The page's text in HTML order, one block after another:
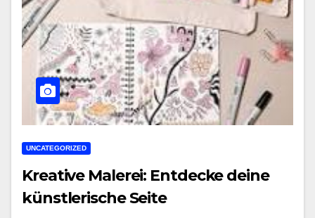
UNCATEGORIZED
Kreative Malerei: Entdecke deine
künstlerische Seite